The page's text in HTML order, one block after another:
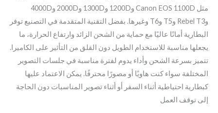
مثل Canon EOS 1100D و1200D و1300D و2000D و4000D
وRebel T3 وT5 وT6 وغيرها. بفضل التقنية المتقدمة في التصنيع توفر
البطارية أمانًا عاليًا مع حماية من الشحن الزائد وارتفاع الحرارة، ما
يجعلها مناسبة للاستخدام الطويل دون القلق من التأثير على الكاميرا.
تتميز بسرعة الشحن وأداء يدوم لفترة مناسبة في جلسات التصوير
المختلفة سواء كنت هاويًا أو مصورًا محترفًا. يمكن الاعتماد عليها
كبطارية احتياطية أثناء السفر أو أثناء تصوير المناسبات دون الحاجة
إلى توقف العمل